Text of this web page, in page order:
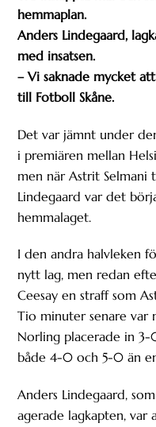
hemmaplan.
Anders Lindegaard,
med insatsen.
– Vi saknade mycket
till Fotboll Skåne.
Det var jämnt under
i premiären mellan
men när Astrit Selmani
Lindegaard var det
hemmalaget.
I den andra halvleken
nytt lag, men redan
Ceesay en straff som
Tio minuter senare var
Norling placerade in
både 4-0 och 5-0 än
Anders Lindegaard,
agerade lagkapten,